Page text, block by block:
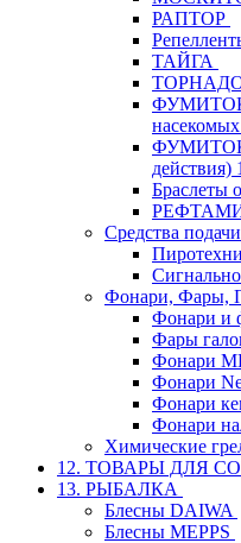
РАПТОР
ТАЙГА
ТОРНАДО
насекомых
действия)
Браслеты
Средства
Фонари, Фары,
Фонари и
Фары
Фонари
Фонари
Фонари
Фонари
Химические
12. ТОВАРЫ ДЛЯ
13. РЫБАЛКА
Блесны DAIWA
Блесны MEPPS